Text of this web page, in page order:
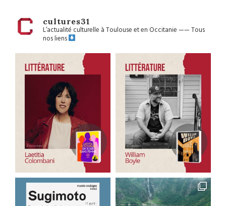
cultures31
L’actualité culturelle à Toulouse et en Occitanie——Tous
nos liens